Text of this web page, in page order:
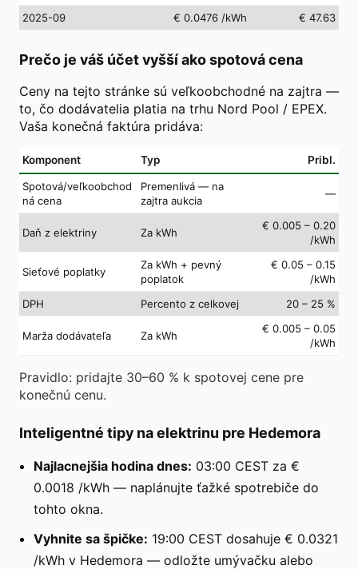
2025-09
€ 0.0476 /kWh € 47.63
Prečo je váš účet vyšší ako spotová cena
Ceny na tejto stránke sú veľkoobchodné na zajtra —
to, čo dodávatelia platia na trhu Nord Pool / EPEX.
Vaša konečná faktúra pridáva:
Komponent Typ Pribl.
Spotová/veľkoobchod
ná cena
Premenlivá — na
zajtra aukcia
—
Daň z elektriny Za kWh
€ 0.005 – 0.20
/kWh
Sieťové poplatky
Za kWh + pevný
poplatok
€ 0.05 – 0.15
/kWh
DPH
Percento z celkovej 20 – 25 %
Marža dodávateľa Za kWh
€ 0.005 – 0.05
/kWh
Pravidlo: pridajte 30–60 % k spotovej cene pre
konečnú cenu.
Inteligentné tipy na elektrinu pre Hedemora
Najlacnejšia hodina dnes: 03:00 CEST za €
0.0018 /kWh — naplánujte ťažké spotrebiče do
tohto okna.
Vyhnite sa špičke: 19:00 CEST dosahuje € 0.0321
/kWh v Hedemora — odložte umývačku alebo